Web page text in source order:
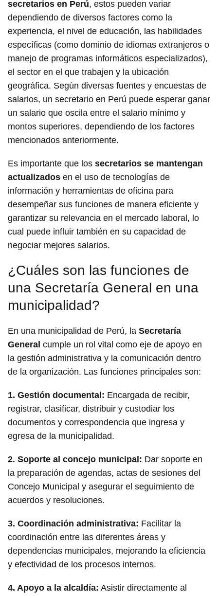
secretarios en Perú, estos pueden variar
dependiendo de diversos factores como la
experiencia, el nivel de educación, las habilidades
específicas (como dominio de idiomas extranjeros o
manejo de programas informáticos especializados),
el sector en el que trabajen y la ubicación
geográfica. Según diversas fuentes y encuestas de
salarios, un secretario en Perú puede esperar ganar
un salario que oscila entre el salario mínimo y
montos superiores, dependiendo de los factores
mencionados anteriormente.
Es importante que los secretarios se mantengan
actualizados en el uso de tecnologías de
información y herramientas de oficina para
desempeñar sus funciones de manera eficiente y
garantizar su relevancia en el mercado laboral, lo
cual puede influir también en su capacidad de
negociar mejores salarios.
¿Cuáles son las funciones de
una Secretaría General en una
municipalidad?
En una municipalidad de Perú, la Secretaría
General cumple un rol vital como eje de apoyo en
la gestión administrativa y la comunicación dentro
de la organización. Las funciones principales son:
1. Gestión documental: Encargada de recibir,
registrar, clasificar, distribuir y custodiar los
documentos y correspondencia que ingresa y
egresa de la municipalidad.
2. Soporte al concejo municipal: Dar soporte en
la preparación de agendas, actas de sesiones del
Concejo Municipal y asegurar el seguimiento de
acuerdos y resoluciones.
3. Coordinación administrativa: Facilitar la
coordinación entre las diferentes áreas y
dependencias municipales, mejorando la eficiencia
y efectividad de los procesos internos.
4. Apoyo a la alcaldía: Asistir directamente al